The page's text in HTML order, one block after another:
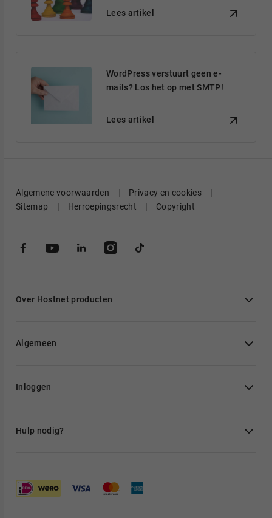
Lees artikel
WordPress verstuurt geen e-
mails? Los het op met SMTP!
Lees artikel
Algemene voorwaarden
Privacy en cookies
Sitemap
Herroepingsrecht Copyright
Over Hostnet producten
Algemeen
Inloggen
Hulp nodig?